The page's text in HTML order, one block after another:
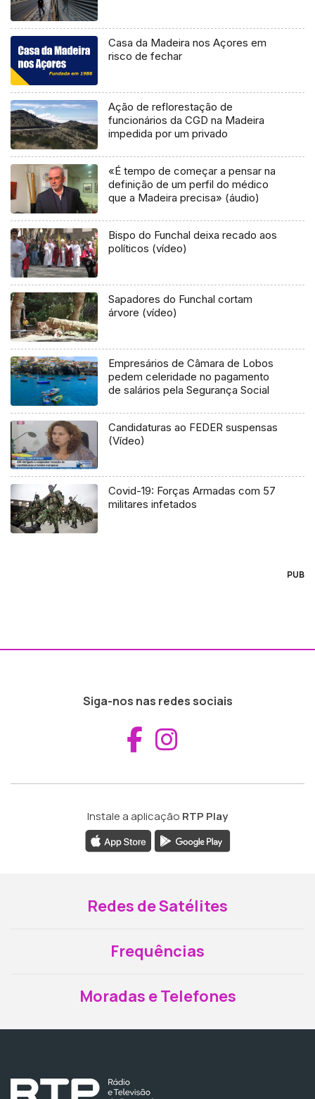
Casa da Madeira nos Açores em
risco de fechar
Ação de reflorestação de
funcionários da CGD na Madeira
impedida por um privado
«É tempo de começar a pensar na
definição de um perfil do médico
que a Madeira precisa» (áudio)
Bispo do Funchal deixa recado aos
políticos (vídeo)
Sapadores do Funchal cortam
árvore (vídeo)
Empresários de Câmara de Lobos
pedem celeridade no pagamento
de salários pela Segurança Social
Candidaturas ao FEDER suspensas
(Vídeo)
Covid-19: Forças Armadas com 57
militares infetados
PUB
Siga-nos nas redes sociais
Aceder ao
Instale a aplicação RTP Play
Redes de Satélites
Frequências
Moradas e Telefones